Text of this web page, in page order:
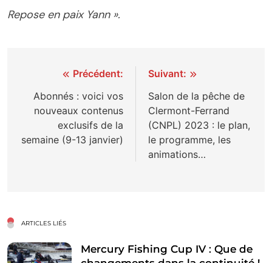
Repose en paix Yann ».
Navigation
de
l’article
Précédent:
Abonnés : voici vos
nouveaux contenus
exclusifs de la
semaine (9-13 janvier)
Suivant:
Salon de la pêche de
Clermont-Ferrand
(CNPL) 2023 : le plan,
le programme, les
animations…
ARTICLES LIÉS
Mercury Fishing Cup IV : Que de